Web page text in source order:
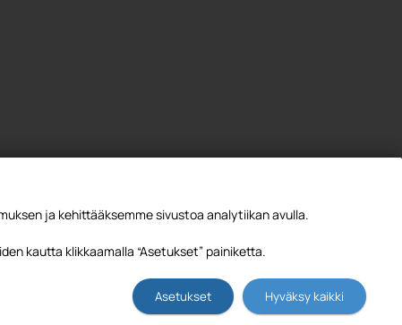
ja kehittääksemme sivustoa analytiikan avulla.
kautta klikkaamalla “Asetukset” painiketta.
Asetukset Hyväksy kaikki